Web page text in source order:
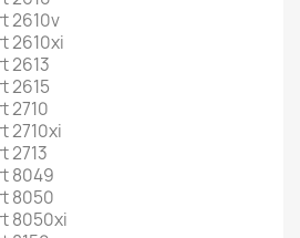
2610v
2610xi
2613
2615
2710
2710xi
2713
8049
8050
8050xi